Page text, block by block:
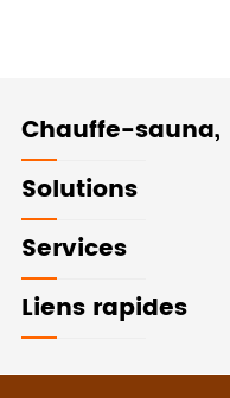
Chauffe-sauna,
Solutions
Services
Liens rapides